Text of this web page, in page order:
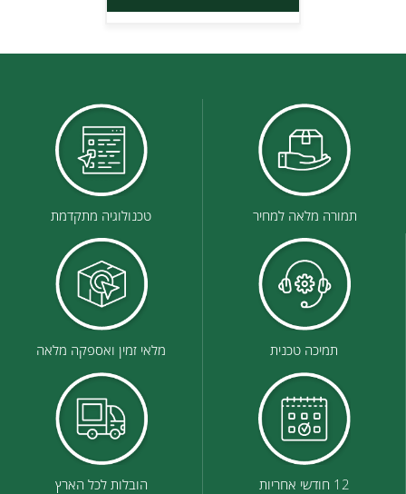
תמורה מלאה למחיר טכנולוגיה מתקדמת
תמיכה טכנית מלאי זמין ואספקה מלאה
12 חודשי אחריות הובלות לכל הארץ